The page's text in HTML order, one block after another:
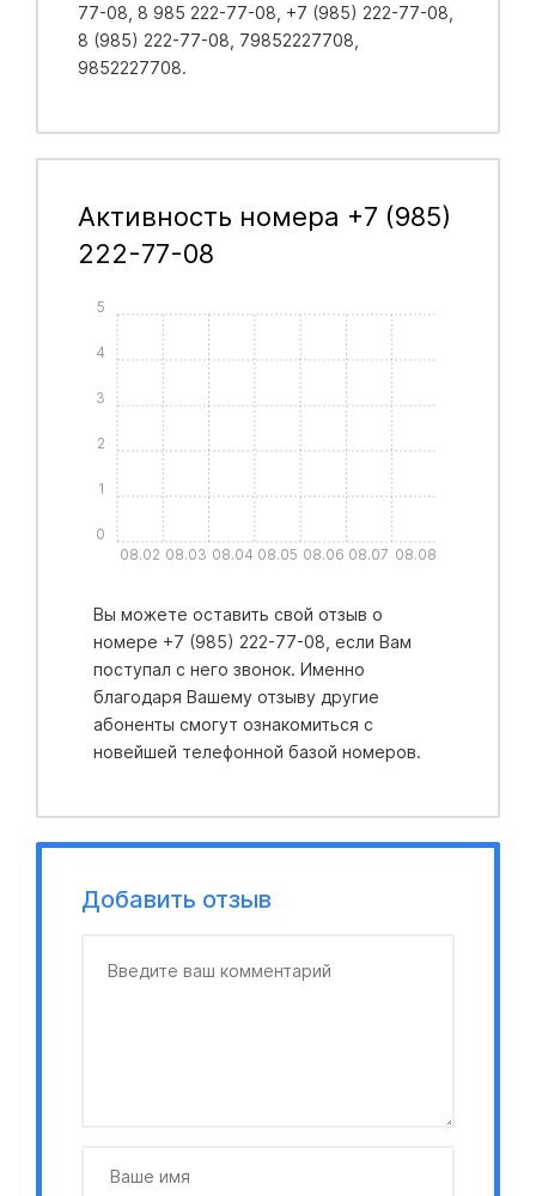
77-08, 8 985 222-77-08, +7 (985) 222-77-08,
8 (985) 222-77-08, 79852227708,
9852227708.
Активность номера +7 (985)
222-77-08
08.02 08.03 08.04 08.05 08.06 08.07 08.08
0
1
2
3
4
5
Вы можете оставить свой отзыв о
номере +7 (985) 222-77-08, если Вам
поступал с него звонок. Именно
благодаря Вашему отзыву другие
абоненты смогут ознакомиться с
новейшей телефонной базой номеров.
Добавить отзыв